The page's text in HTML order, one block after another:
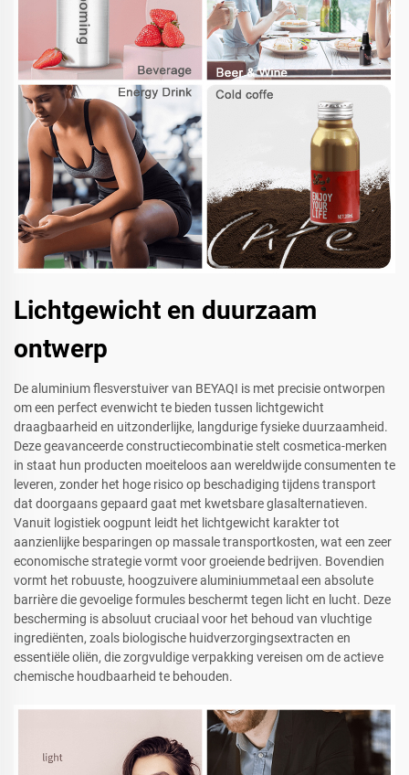
Lichtgewicht en duurzaam
ontwerp
De aluminium flesverstuiver van BEYAQI is met precisie ontworpen
om een perfect evenwicht te bieden tussen lichtgewicht
draagbaarheid en uitzonderlijke, langdurige fysieke duurzaamheid.
Deze geavanceerde constructiecombinatie stelt cosmetica-merken
in staat hun producten moeiteloos aan wereldwijde consumenten te
leveren, zonder het hoge risico op beschadiging tijdens transport
dat doorgaans gepaard gaat met kwetsbare glasalternatieven.
Vanuit logistiek oogpunt leidt het lichtgewicht karakter tot
aanzienlijke besparingen op massale transportkosten, wat een zeer
economische strategie vormt voor groeiende bedrijven. Bovendien
vormt het robuuste, hoogzuivere aluminiummetaal een absolute
barrière die gevoelige formules beschermt tegen licht en lucht. Deze
bescherming is absoluut cruciaal voor het behoud van vluchtige
ingrediënten, zoals biologische huidverzorgingsextracten en
essentiële oliën, die zorgvuldige verpakking vereisen om de actieve
chemische houdbaarheid te behouden.